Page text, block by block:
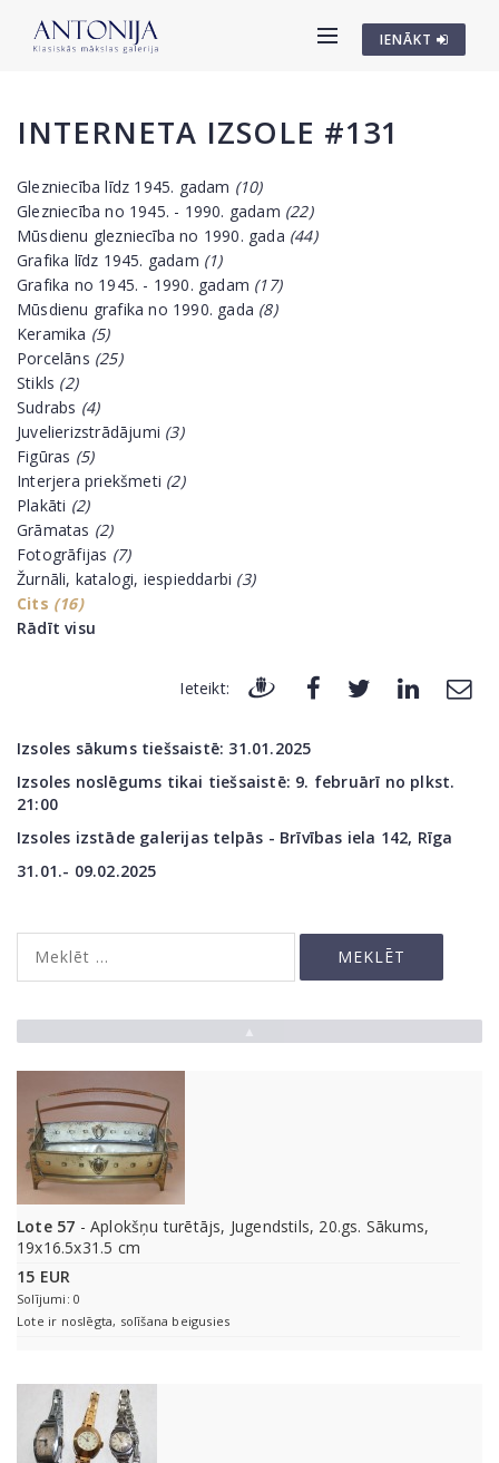
IENĀKT
INTERNETA IZSOLE #131
Glezniecība līdz 1945. gadam (10)
Glezniecība no 1945. - 1990. gadam (22)
Mūsdienu glezniecība no 1990. gada (44)
Grafika līdz 1945. gadam (1)
Grafika no 1945. - 1990. gadam (17)
Mūsdienu grafika no 1990. gada (8)
Keramika (5)
Porcelāns (25)
Stikls (2)
Sudrabs (4)
Juvelierizstrādājumi (3)
Figūras (5)
Interjera priekšmeti (2)
Plakāti (2)
Grāmatas (2)
Fotogrāfijas (7)
Žurnāli, katalogi, iespieddarbi (3)
Cits (16)
Rādīt visu
Ieteikt:
Izsoles sākums tiešsaistē: 31.01.2025
Izsoles noslēgums tikai tiešsaistē: 9. februārī no plkst.
21:00
Izsoles izstāde galerijas telpās - Brīvības iela 142, Rīga
31.01.- 09.02.2025
Lote 57 - Aplokšņu turētājs, Jugendstils, 20.gs. Sākums,
19x16.5x31.5 cm
15 EUR
Solījumi: 0
Lote ir noslēgta, solīšana beigusies